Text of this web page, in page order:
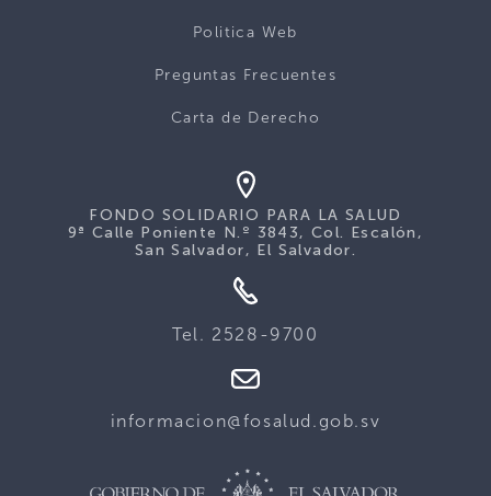
Politica Web
Preguntas Frecuentes
Carta de Derecho
FONDO SOLIDARIO PARA LA SALUD
9ª Calle Poniente N.º 3843, Col. Escalón,
San Salvador, El Salvador.
Tel. 2528-9700
informacion@fosalud.gob.sv